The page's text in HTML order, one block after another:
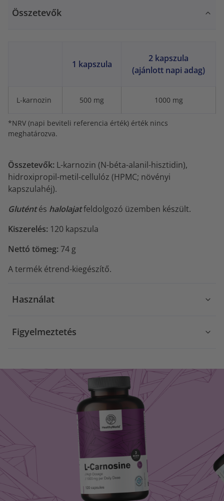
Összetevők
1 kapszula
2 kapszula
(ajánlott napi adag)
L-karnozin 500 mg 1000 mg
*NRV (napi beviteli referencia érték) érték nincs
meghatározva.
Összetevők: L-karnozin (N-béta-alanil-hisztidin),
hidroxipropil-metil-cellulóz (HPMC; növényi
kapszulahéj).
Gluténtés halolajatfeldolgozó üzemben készült.
Kiszerelés: 120 kapszula
Nettó tömeg: 74 g
A termék étrend-kiegészítő.
Használat
Figyelmeztetés